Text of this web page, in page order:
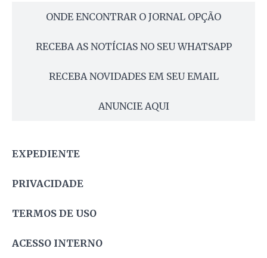
ONDE ENCONTRAR O JORNAL OPÇÃO
RECEBA AS NOTÍCIAS NO SEU WHATSAPP
RECEBA NOVIDADES EM SEU EMAIL
ANUNCIE AQUI
EXPEDIENTE
PRIVACIDADE
TERMOS DE USO
ACESSO INTERNO